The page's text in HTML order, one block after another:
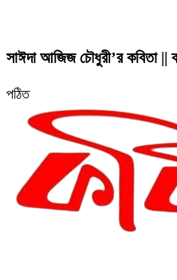
সাঈদা আজিজ চৌধুরী’র কবিতা ||
পঠিত